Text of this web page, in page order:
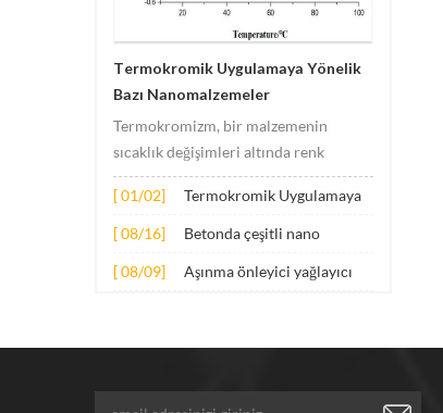
Termokromik Uygulamaya Yönelik
Bazı Nanomalzemeler
Termokromizm, bir malzemenin
sıcaklık değişimleri altında renk
değişimlerine uğradığı olguyu ifade
eder. Bu değişikliğe genellikle
malzemenin elektronik veya moleküler
Uygulama prensibi temel olarak
[ 01/02]
Termokromik Uygulamaya
Nanomalzemeler
[ 08/16]
Betonda çeşitli nano
uygulaması
[ 08/09]
Aşınma önleyici yağlayıcı